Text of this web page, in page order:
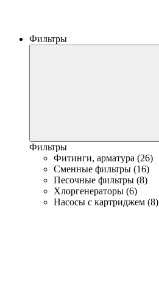
Фильтры
Фильтры
Фитинги, арматура (26)
Сменные фильтры (16)
Песочные фильтры (8)
Хлоргенераторы (6)
Насосы с картриджем (8)